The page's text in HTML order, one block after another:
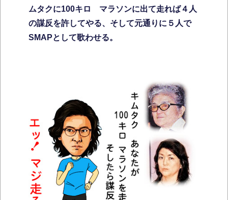
ムタクに100キロ マラソンに出て走れば４人
の謀反を許してやる、そして元通りに５人で
SMAPとして歌わせる。